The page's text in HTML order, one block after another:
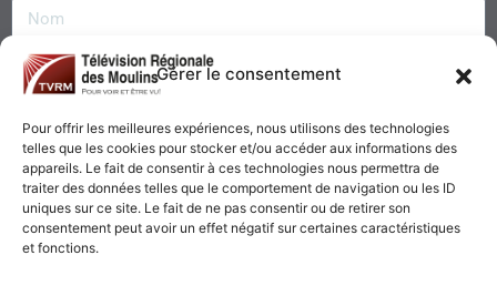
Gérer le consentement
Pour offrir les meilleures expériences, nous utilisons des technologies
telles que les cookies pour stocker et/ou accéder aux informations des
appareils. Le fait de consentir à ces technologies nous permettra de
traiter des données telles que le comportement de navigation ou les ID
uniques sur ce site. Le fait de ne pas consentir ou de retirer son
consentement peut avoir un effet négatif sur certaines caractéristiques
et fonctions.